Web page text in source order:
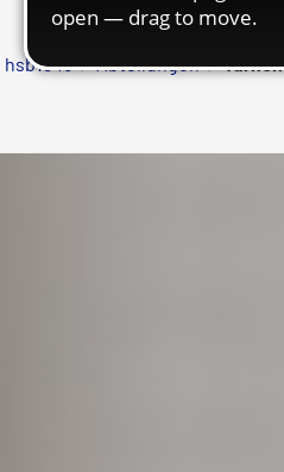
hsb1846 / Abteilungen / Turnen